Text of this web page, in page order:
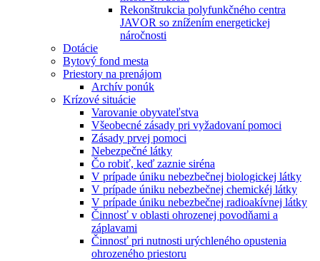
Rekonštrukcia polyfunkčného centra
JAVOR so znížením energetickej
náročnosti
Dotácie
Bytový fond mesta
Priestory na prenájom
Archív ponúk
Krízové situácie
Varovanie obyvateľstva
Všeobecné zásady pri vyžadovaní pomoci
Zásady prvej pomoci
Nebezpečné látky
Čo robiť, keď zaznie siréna
V prípade úniku nebezbečnej biologickej látky
V prípade úniku nebezbečnej chemickéj látky
V prípade úniku nebezbečnej radioakívnej látky
Činnosť v oblasti ohrozenej povodňami a
záplavami
Činnosť pri nutnosti urýchleného opustenia
ohrozeného priestoru